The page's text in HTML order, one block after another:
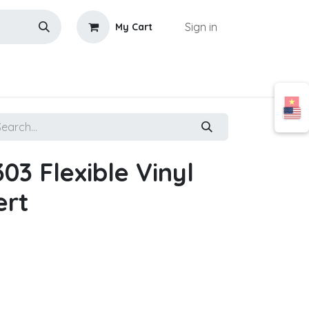
My Cart Sign in
Flexible Vinyl